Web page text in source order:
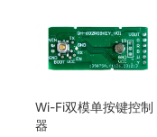
Wi-Fi双模单按键控制
器